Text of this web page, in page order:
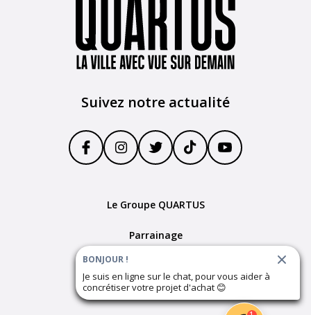
Suivez notre actualité
Le Groupe QUARTUS
Parrainage
Devenir partenaire
Plan du site
BONJOUR !
Je suis en ligne sur le chat, pour vous aider à
concrétiser votre projet d'achat 😊